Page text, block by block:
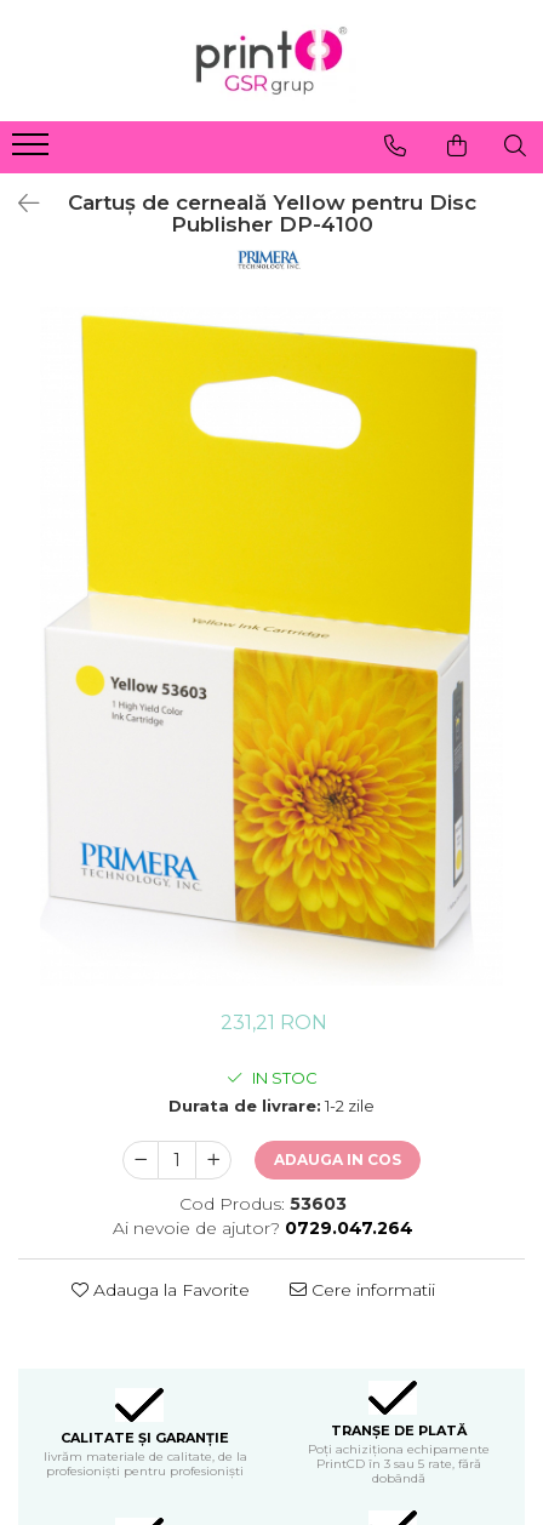
Cartuș de cerneală Yellow pentru Disc
Publisher DP-4100
231,21 RON
IN STOC
Durata de livrare: 1-2 zile
ADAUGA IN COS
Cod Produs: 53603
Ai nevoie de ajutor? 0729.047.264
Adauga la Favorite Cere informatii
CALITATE ȘI GARANȚIE
livrăm materiale de calitate, de la
profesioniști pentru profesioniști
TRANȘE DE PLATĂ
Poți achiziționa echipamente
PrintCD în 3 sau 5 rate, fără
dobândă